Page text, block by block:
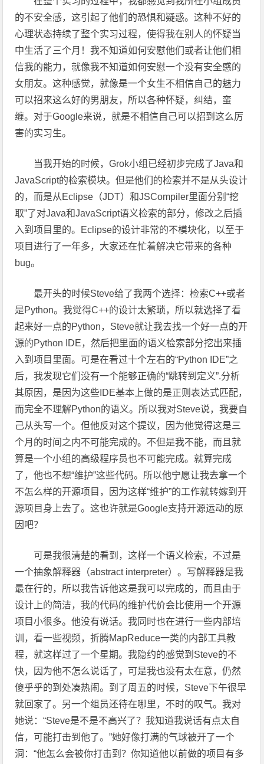
的不安全感，这引起了他们的恐惧和疑惑。这种不好的
心理状态持续了整个实习过程，使得我在别人的怀疑当
中生活了三个月！我不知道如何安慰他们或者让他们相
信我的能力，就像我不知道如何安慰一个没有安全感的
女朋友。这种感觉，就像是一个女生不相信自己的魅力
可以招来这么好的男朋友，所以各种怀疑，纠结，蛮
缠。对于Google来说，就是不相信自己可以招到这么厉
害的实习生。
当我开始的时候，Grok小组已经初步完成了Java和
JavaScript的检索模块。但是他们的检索并不是从头设计
的，而是从Eclipse（JDT）和JSCompiler里面分别“挖
取”了对Java和JavaScript语义检索的部分，修改之后插
入到项目里的。Eclipse的设计非常的不模块化，以至于
项目进行了一年多，大家还在忙着解决它带来的各种
bug。
最开头的时候Steve给了我两个选择：检索C++或者
是Python。我觉得C++的设计太繁琐，所以就选择了看
起来好一点的Python，Steve就让我去找一个好一点的开
源的Python IDE，然后把里面的语义检索部分挖出来插
入到项目里面。可是在看过十个左右的“Python IDE”之
后，我发现它们没有一个能够正确的“跳转到定义”.分析
其原因，是因为这些IDE基本上做的是正则表达式匹配，
而完全不理解Python的语义。所以我对Steve说，我要自
己从头写一个。但他反对这个提议，因为他觉得这是三
个月的时间之内不可能完成的。不但是我不能，而且就
算是一个小组的高级程序员也不可能完成。就算完成
了，他也不想“维护”这些代码。所以他宁愿让我去拿一个
不怎么样的开源项目，因为这样“维护”的工作就转嫁到开
源项目身上去了。这也许就是Google支持开源运动的原
因吧？
可是我很清楚的看到，这样一个语义检索，不过是
一个抽象解释器（abstract interpreter）。写解释器是我
最在行的，所以我告诉他这是我可以完成的，而且由于
设计上的简洁，我的代码的维护代价会比使用一个开源
项目小很多。他没有说话。我同时也在进行一些内部培
训，看一些视频，折腾MapReduce一类的内部工具教
程，就这样过了一个星期。我隐约的感觉到Steve的不
快，因为他不怎么说话了，可是我也没有太在意，仍然
傻乎乎的到处凑热闹。到了周五的时候，Steve下午很早
就回家了。另一个组员还待在哪里，不时的叹气。我对
她说：“Steve是不是不高兴了？我知道我说话有点太自
信，可能打击到他了。”她好像打满的气球被开了一个
洞：“他怎么会被你打击到？你知道他以前做的项目有多